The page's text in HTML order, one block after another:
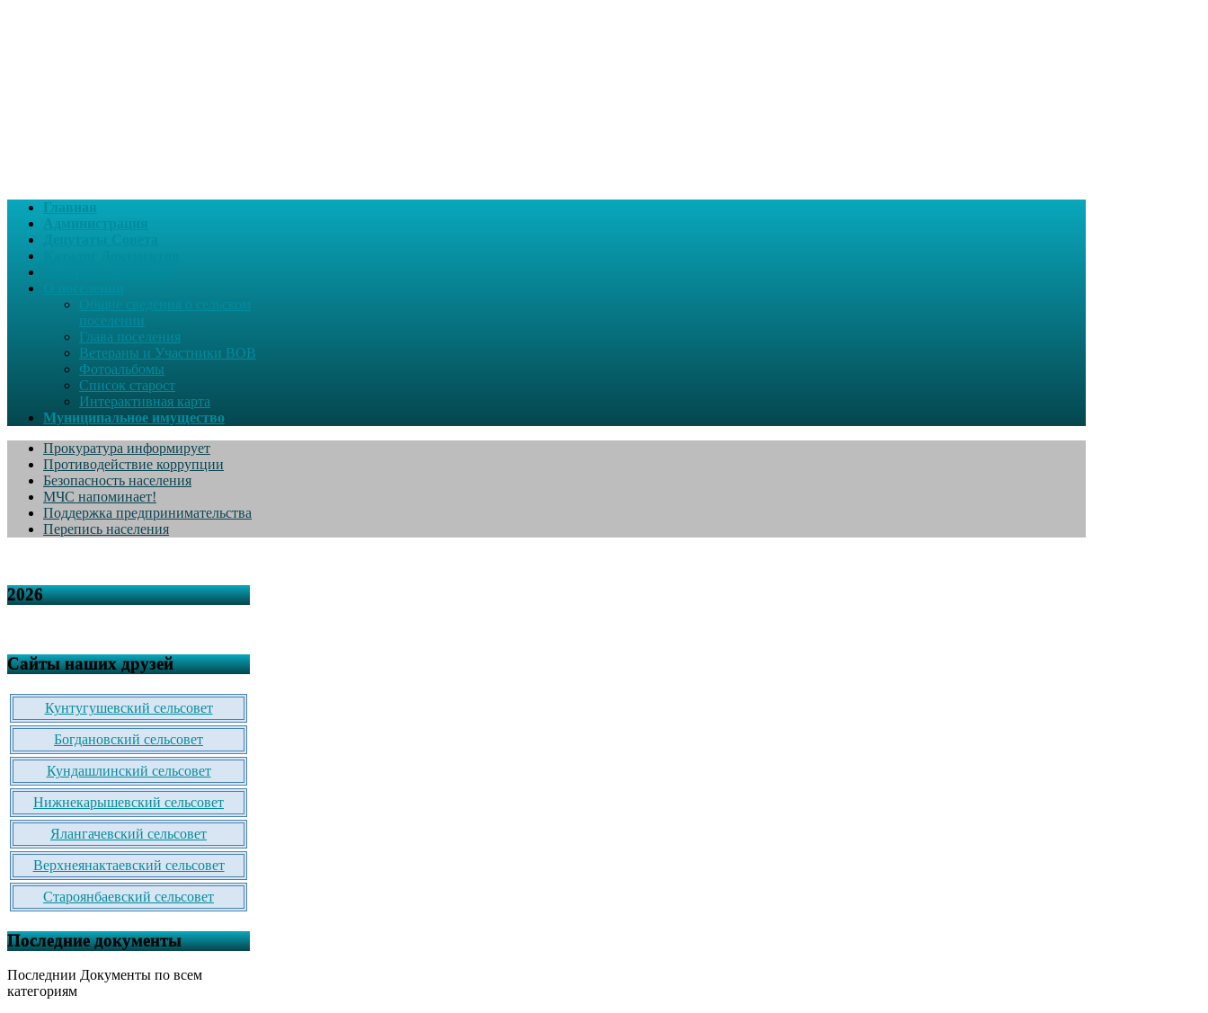
Главная
поселении
Глава поселения
Ветераны и Участники ВОВ
Фотоальбомы
Список старост
Интерактивная карта
Муниципальное имущество
Прокуратура информирует
Противодействие коррупции
Безопасность населения
МЧС напоминает!
Поддержка предпринимательства
Перепись населения
2026
Сайты наших друзей
Кунтугушевский сельсовет
Богдановский сельсовет
Кундашлинский сельсовет
Нижнекарышевский сельсовет
Ялангачевский сельсовет
Верхнеянактаевский сельсовет
Староянбаевский сельсовет
Последние документы
Последнии Документы по всем
категориям